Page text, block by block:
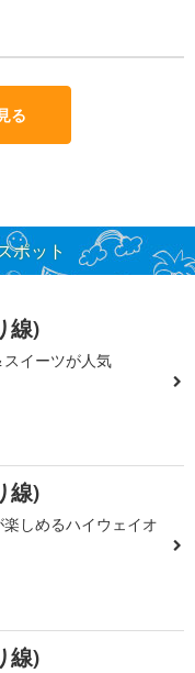
る
ポット
線)
イーツが人気
線)
しめるハイウェイオ
線)